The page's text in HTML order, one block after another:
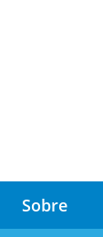
Sobre